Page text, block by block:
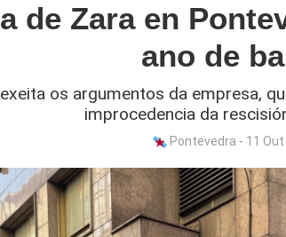
de Zara en
ano de
os argumentos da empresa,
improcedencia da
Pontevedra - 11 Out